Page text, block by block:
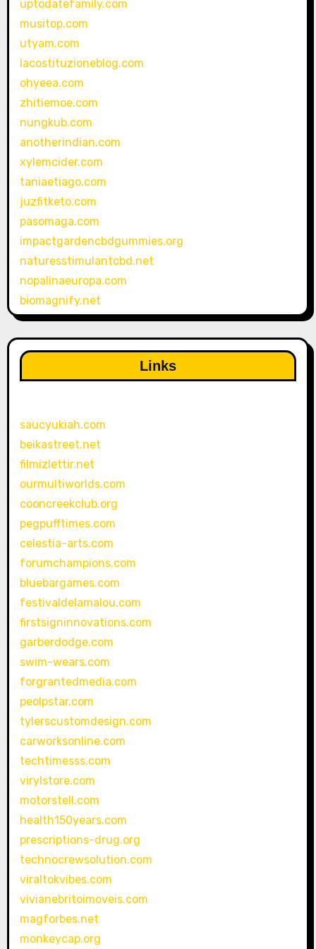
uptodatefamily.com
musitop.com
utyam.com
lacostituzioneblog.com
ohyeea.com
zhitiemoe.com
nungkub.com
anotherindian.com
xylemcider.com
taniaetiago.com
juzfitketo.com
pasomaga.com
impactgardencbdgummies.org
naturesstimulantcbd.net
nopalinaeuropa.com
biomagnify.net
Links
saucyukiah.com
beikastreet.net
filmizlettir.net
ourmultiworlds.com
cooncreekclub.org
pegpufftimes.com
celestia-arts.com
forumchampions.com
bluebargames.com
festivaldelamalou.com
firstsigninnovations.com
garberdodge.com
swim-wears.com
forgrantedmedia.com
peolpstar.com
tylerscustomdesign.com
carworksonline.com
techtimesss.com
virylstore.com
motorstell.com
health150years.com
prescriptions-drug.org
technocrewsolution.com
viraltokvibes.com
vivianebritoimoveis.com
magforbes.net
monkeycap.org